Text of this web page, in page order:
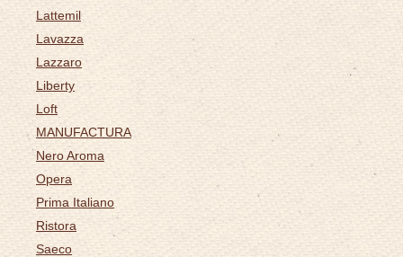
Lattemil
Lavazza
Lazzaro
Liberty
Loft
MANUFACTURA
Nero Aroma
Opera
Prima Italiano
Ristora
Saeco